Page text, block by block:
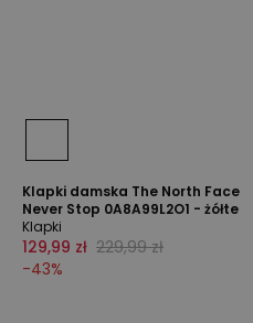
Klapki damska The North Face
Never Stop 0A8A99L2O1 - żółte
Klapki
129,99 zł 229,99 zł
-43%